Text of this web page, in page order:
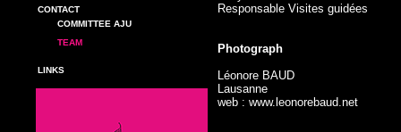
CONTACT
COMMITTEE AJU
TEAM
LINKS
Responsable Visites guidées
Photograph
Léonore BAUD
Lausanne
web : www.leonorebaud.net